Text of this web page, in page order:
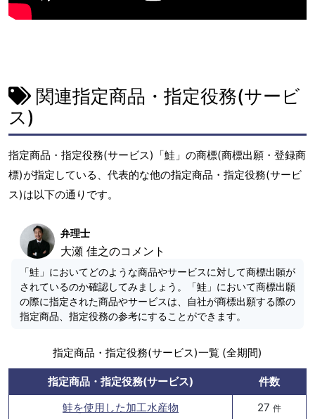
関連指定商品・指定役務(サービ
ス)
指定商品・指定役務(サービス)「鮭」の商標(商標出願・登録商
標)が指定している、代表的な他の指定商品・指定役務(サービ
ス)は以下の通りです。
弁理士
大瀬 佳之のコメント
「鮭」においてどのような商品やサービスに対して商標出願が
されているのか確認してみましょう。「鮭」において商標出願
の際に指定された商品やサービスは、自社が商標出願する際の
指定商品、指定役務の参考にすることができます。
指定商品・指定役務(サービス)一覧 (全期間)
指定商品・指定役務(サービス)
件数
鮭を使用した加工水産物
27 件